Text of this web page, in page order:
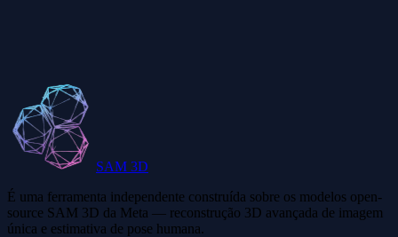
SAM 3D
É uma ferramenta independente construída sobre os modelos open-
source SAM 3D da Meta — reconstrução 3D avançada de imagem
única e estimativa de pose humana.